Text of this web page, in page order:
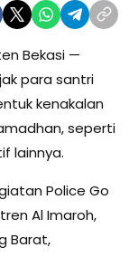
Bekasi —
para santri
kenakalan
seperti
lainnya.
Police Go
Al Imaroh,
Barat,